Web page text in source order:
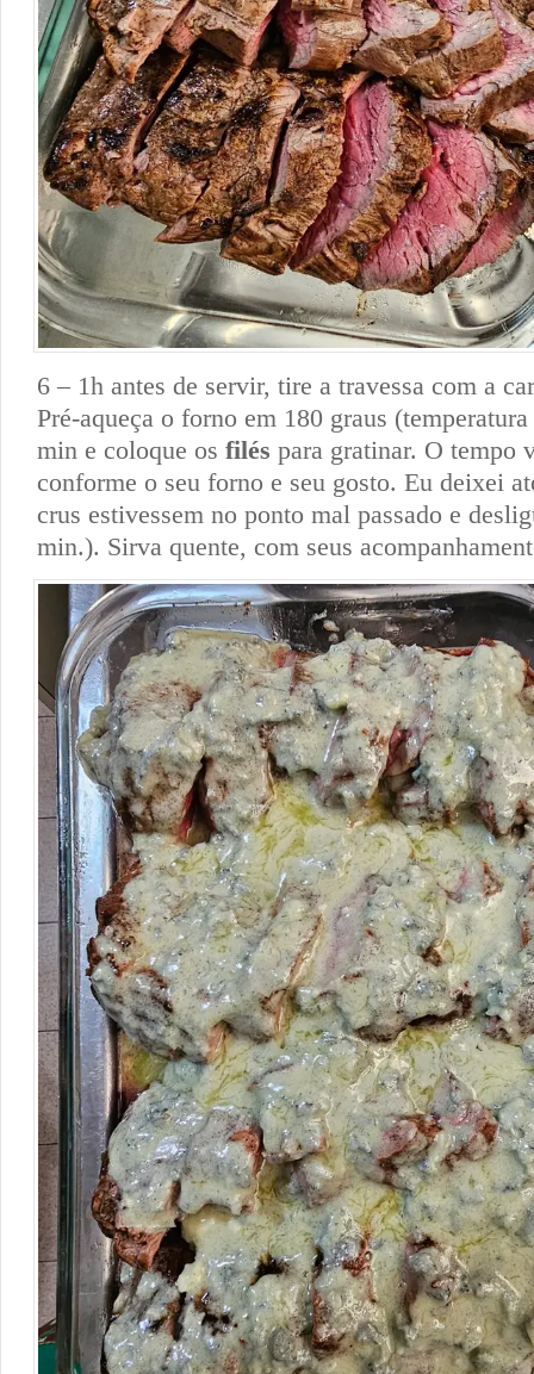
6 – 1h antes de servir, tire a travessa com a
Pré-aqueça o forno em 180 graus
min e coloque os filés para gratinar. O tempo
conforme o seu forno e seu gosto. Eu deixei
crus estivessem no ponto mal passado e
min.). Sirva quente, com seus